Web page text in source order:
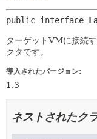
public interface
ターゲットVMに接続
クタです。
導入されたバージョン:
1.3
ネストされたク